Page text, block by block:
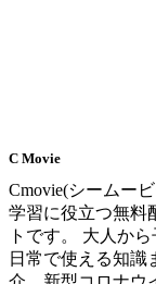
C Movie
Cmovie(シームー
学習に役立つ無料
トです。 大人か
日常で使える知識